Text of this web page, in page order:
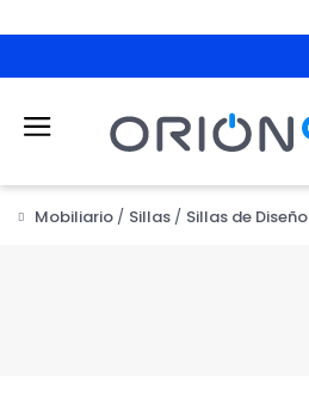
Mobiliario Sillas Sillas de Diseño